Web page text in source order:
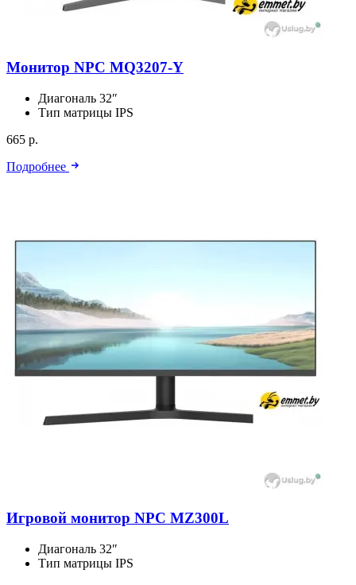
Монитор NPC MQ3207-Y
Диагональ 32″
Тип матрицы IPS
665 р.
Подробнее
Игровой монитор NPC MZ300L
Диагональ 32″
Тип матрицы IPS